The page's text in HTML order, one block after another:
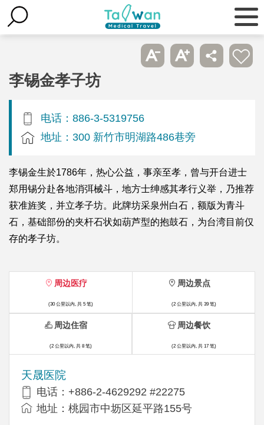
李锡金孝子坊
电话：886-3-5319756
地址：300 新竹市明湖路486巷旁
李锡金生於1786年，热心公益，事亲至孝，曾与开台进士
郑用锡分赴各地消弭械斗，地方士绅感其孝行义举，乃推荐
获准旌奖，并立孝子坊。此牌坊采泉州白石，额版为青斗
石，基础部份的夹杆石状如葫芦型的抱鼓石，为台湾目前仅
存的孝子坊。
周边医疗
(30 公里以内, 共 5 笔)
天晟医院
电话：+886-2-4629292 #22275
地址：桃园市中坜区延平路155号
周边景点
(2 公里以内, 共 39 笔)
周边住宿
(2 公里以内, 共 8 笔)
周边餐饮
(2 公里以内, 共 17 笔)